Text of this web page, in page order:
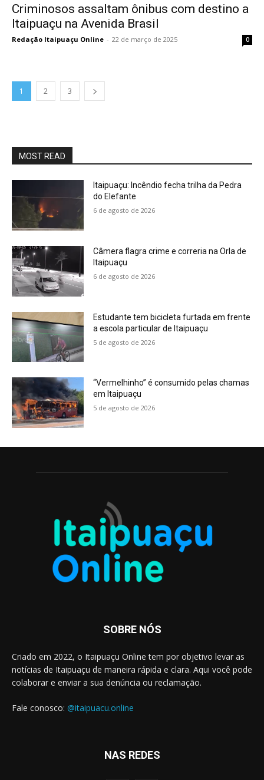
Criminosos assaltam ônibus com destino a
Itaipuaçu na Avenida Brasil
Redação Itaipuaçu Online - 22 de março de 2025 0
1 2 3
MOST READ
Itaipuaçu: Incêndio fecha trilha da Pedra
do Elefante
6 de agosto de 2026
Câmera flagra crime e correria na Orla de
Itaipuaçu
6 de agosto de 2026
Estudante tem bicicleta furtada em frente
a escola particular de Itaipuaçu
5 de agosto de 2026
“Vermelhinho” é consumido pelas chamas
em Itaipuaçu
5 de agosto de 2026
SOBRE NÓS
Criado em 2022, o Itaipuaçu Online tem por objetivo levar as
notícias de Itaipuaçu de maneira rápida e clara. Aqui você pode
colaborar e enviar a sua denúncia ou reclamação.
Fale conosco: @itaipuacu.online
NAS REDES